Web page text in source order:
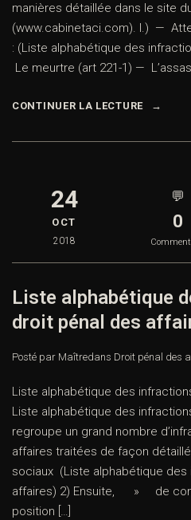
manières détaillée dans le site
(www.cabinetaci.com). I.) —
: (Liste alphabétique des
Le meurtre (art 221-1) —
CONTINUER LA LECTURE
24
OCT
2018
💬
0
Liste alphabétique
droit pénal des
Posté par Maîtredans Droit pénal des
Liste alphabétique des
Liste alphabétique des
regroupe un grand nombre
affaires traitées de façon
sociaux (Liste alphabétique
affaires) 2) Ensuite, » de
position […]